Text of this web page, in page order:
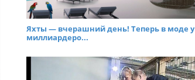
Яхты — вчерашний день! Теперь в моде у
миллиардеро...